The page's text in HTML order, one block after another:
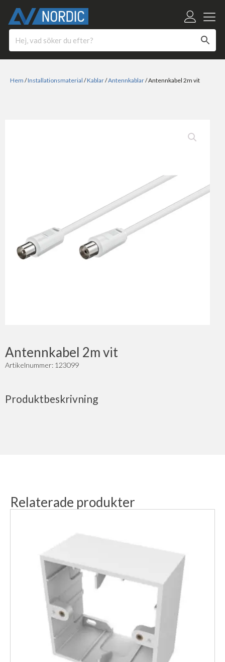
Hem /Installationsmaterial /Kablar/Antennkablar/ Antennkabel 2m vit
Antennkabel 2m vit
Artikelnummer: 123099
Produktbeskrivning
Relaterade produkter